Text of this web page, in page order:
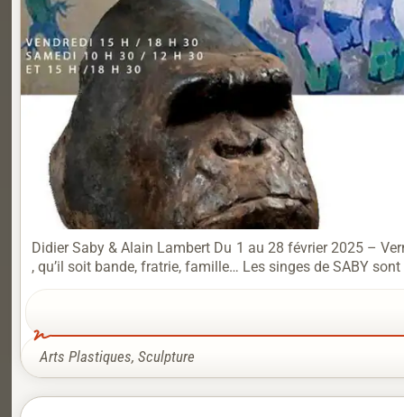
Didier Saby & Alain Lambert Du 1 au 28 février 2025 –
, qu’il soit bande, fratrie, famille… Les singes de SABY
Arts Plastiques, Sculpture